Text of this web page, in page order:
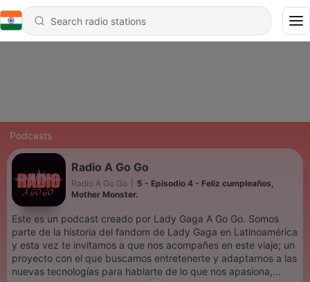
Podcasts
Radio A Go Go
Radio A Go Go
5 - Episodio 4 - Feliz cumpleaños,
Mother Monster.
Este es un podcast creado por Lady Gaga A Go Go. Somos
parte de la historia del fandom de Lady Gaga en Latinoamérica
y esta vez te invitamos a que nos acompañes en este viaje; un
proyecto con el que buscamos entretenerte y adaptarnos a las
nuevas tecnologías para hablarte de lo que nos apasiona,